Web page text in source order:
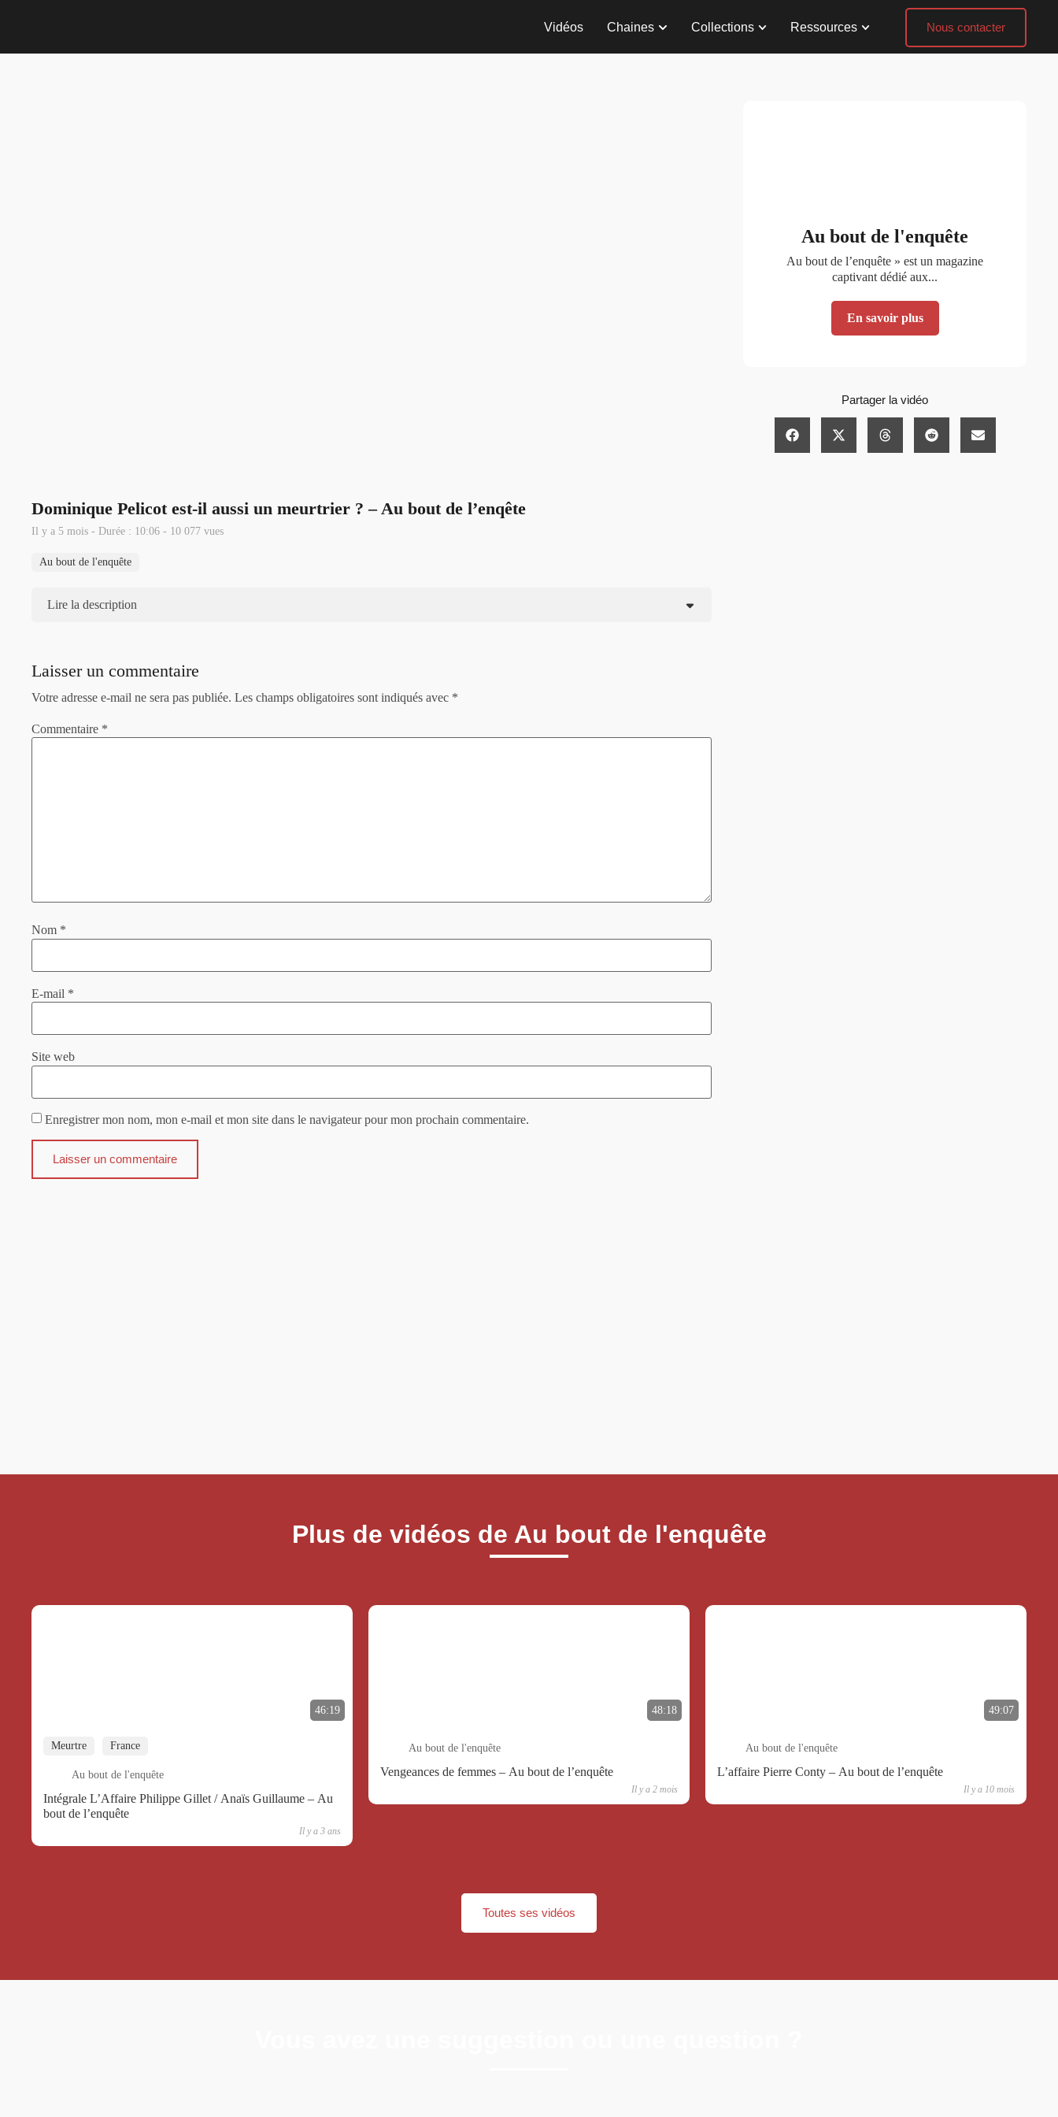
Vidéos Chaines Collections Ressources Nous contacter
Dominique Pelicot est-il aussi un meurtrier ? – Au bout de l’enqête
Il y a 5 mois - Durée : 10:06 - 10 077 vues
Au bout de l'enquête
Lire la description
Laisser un commentaire
Votre adresse e-mail ne sera pas publiée. Les champs obligatoires sont indiqués avec *
Commentaire *
Nom *
E-mail *
Site web
Enregistrer mon nom, mon e-mail et mon site dans le navigateur pour mon prochain commentaire.
Au bout de l'enquête
Au bout de l’enquête » est un magazine
captivant dédié aux...
En savoir plus
Partager la vidéo
Plus de vidéos de Au bout de l'enquête
46:19
Meurtre France
Au bout de l'enquête
Intégrale L’Affaire Philippe Gillet / Anaïs Guillaume – Au
bout de l’enquête
Il y a 3 ans
48:18
Au bout de l'enquête
Vengeances de femmes – Au bout de l’enquête
Il y a 2 mois
49:07
Au bout de l'enquête
L’affaire Pierre Conty – Au bout de l’enquête
Il y a 10 mois
Toutes ses vidéos